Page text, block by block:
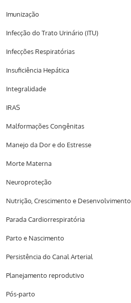
Imunização
Infecção do Trato Urinário (ITU)
Infecções Respiratórias
Insuficiência Hepática
Integralidade
IRAS
Malformações Congênitas
Manejo da Dor e do Estresse
Morte Materna
Neuroproteção
Nutrição, Crescimento e Desenvolvimento
Parada Cardiorrespiratória
Parto e Nascimento
Persistência do Canal Arterial
Planejamento reprodutivo
Pós-parto